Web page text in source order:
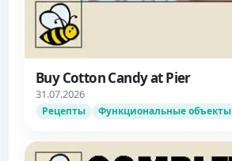
Buy Cotton Candy at Pier
31.07.2026
Рецепты Функциональные объекты